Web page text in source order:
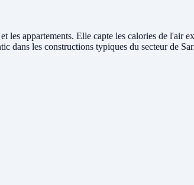
les appartements. Elle capte les calories de l'air
dans les constructions typiques du secteur de